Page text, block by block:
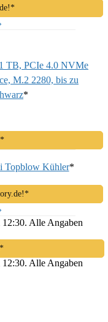
TB, PCIe 4.0 NVMe
M.2 2280, bis zu
*
Topblow Kühler*
Alle Angaben
Alle Angaben